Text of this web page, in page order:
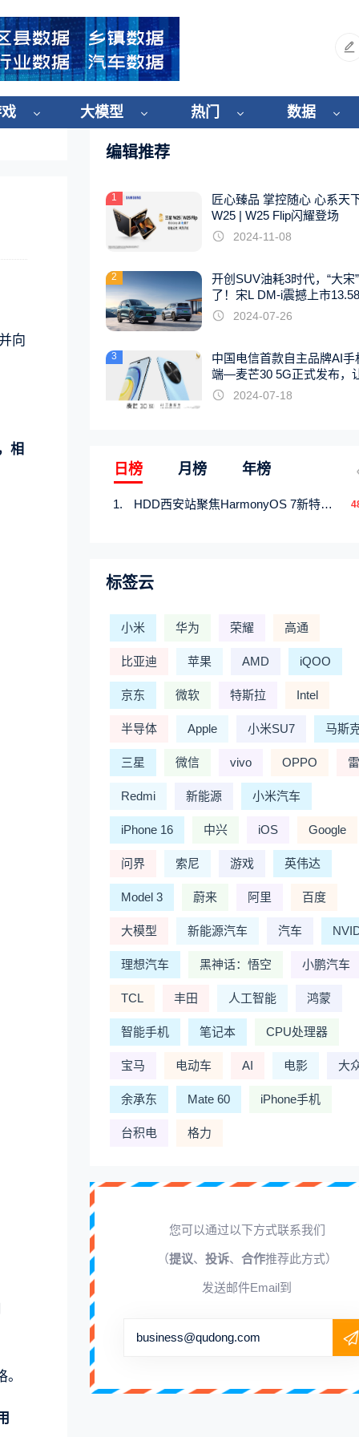
大模型 热门 数据
向
相
编辑推荐
1
匠心臻品 掌控随心 心系天
W25 | W25 Flip闪耀登场
2024-11-08
2
开创SUV油耗3时代，“大宋
了！宋L DM-i震撼上市
起
2024-07-26
3
中国电信首款自主品牌AI手
端—麦芒30 5G正式发布，
触手可及2024-07-18
日榜 月榜 年榜
HDD西安站聚焦HarmonyOS 7新特性，解锁从互联到智能的应用开发新范式
标签云
小米 华为 荣耀 高通
比亚迪 苹果 AMD iQOO
京东 微软 特斯拉 Intel
半导体 Apple 小米SU7 马斯
三星 微信 vivo OPPO
Redmi 新能源 小米汽车
iPhone 16 中兴 iOS Google
问界 索尼 游戏 英伟达
Model 3 蔚来 阿里 百度
大模型 新能源汽车 汽车
理想汽车 黑神话：悟空 小鹏汽车
TCL 丰田 人工智能 鸿蒙
智能手机 笔记本 CPU处理器
宝马 电动车 AI 电影 大
余承东 Mate 60 iPhone手机
台积电 格力
您可以通过以下方式联系我们
（提议、 投诉、 合作推荐此方式）
发送邮件Email到
business@qudong.com